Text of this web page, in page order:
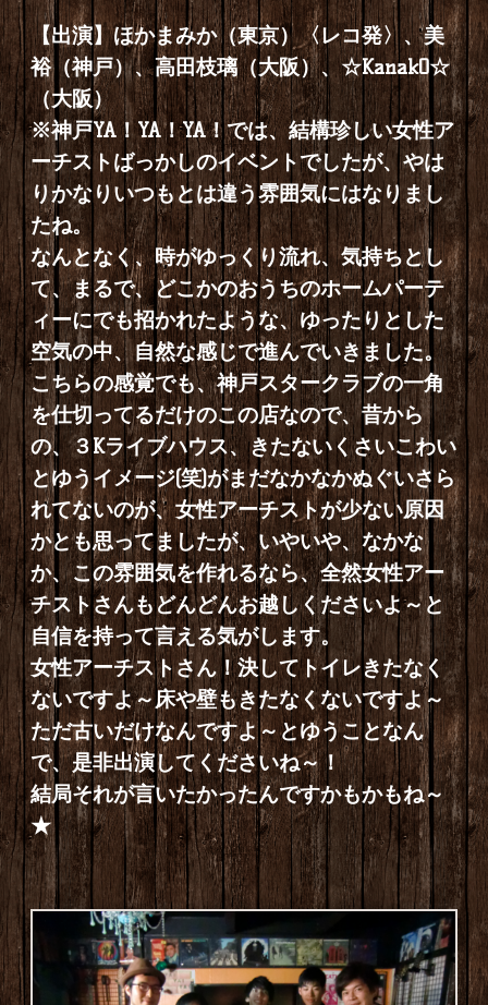
【出演】ほかまみか（東京）〈レコ発〉、美
裕（神戸）、高田枝璃（大阪）、☆KanakO☆
（大阪）
※神戸YA！YA！YA！では、結構珍しい女性ア
ーチストばっかしのイベントでしたが、やは
りかなりいつもとは違う雰囲気にはなりまし
たね。
なんとなく、時がゆっくり流れ、気持ちとし
て、まるで、どこかのおうちのホームパーテ
ィーにでも招かれたような、ゆったりとした
空気の中、自然な感じで進んでいきました。
こちらの感覚でも、神戸スタークラブの一角
を仕切ってるだけのこの店なので、昔から
の、３Kライブハウス、きたないくさいこわい
とゆうイメージ(笑)がまだなかなかぬぐいさら
れてないのが、女性アーチストが少ない原因
かとも思ってましたが、いやいや、なかな
か、この雰囲気を作れるなら、全然女性アー
チストさんもどんどんお越しくださいよ～と
自信を持って言える気がします。
女性アーチストさん！決してトイレきたなく
ないですよ～床や壁もきたなくないですよ～
ただ古いだけなんですよ～とゆうことなん
で、是非出演してくださいね～！
結局それが言いたかったんですかもかもね～
★